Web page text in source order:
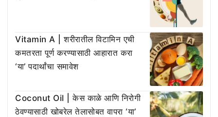
Vitamin A | शरीरातील विटामिन एची
कमतरता पूर्ण करण्यासाठी आहारात करा
‘या’ पदार्थांचा समावेश
Coconut Oil | केस काळे आणि निरोगी
ठेवण्यासाठी खोबरेल तेलासोबत वापरा ‘या’